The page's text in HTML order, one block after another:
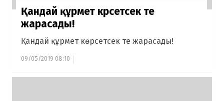
Қандай құрмет көрсетсек те
жарасады!
Қандай құрмет көрсетсек те жарасады!
09/05/2019 08:10